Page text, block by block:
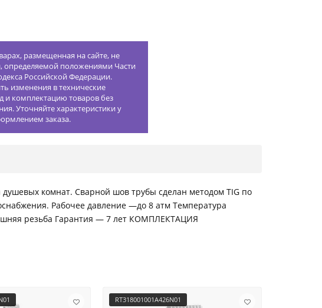
размещенная на сайте, не
определяемой положениями Части
Российской Федерации.
изменения в технические
и комплектацию товаров без
Уточняйте характеристики у
заказа.
комнат. Сварной шов трубы сделан методом TIG по
Рабочее давление —до 8 атм Температура
резьба Гарантия — 7 лет КОМПЛЕКТАЦИЯ
RT318001001A426N01